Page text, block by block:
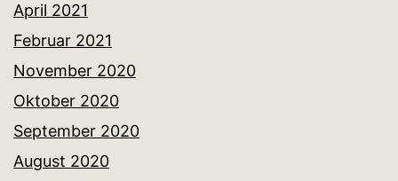
April 2021
Februar 2021
November 2020
Oktober 2020
September 2020
August 2020